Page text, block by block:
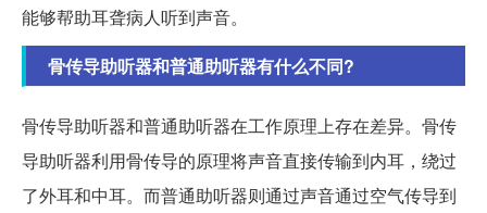
能够帮助耳聋病人听到声音。
骨传导助听器和普通助听器有什么不同?
骨传导助听器和普通助听器在工作原理上存在差异。骨传
导助听器利用骨传导的原理将声音直接传输到内耳，绕过
了外耳和中耳。而普通助听器则通过声音通过空气传导到